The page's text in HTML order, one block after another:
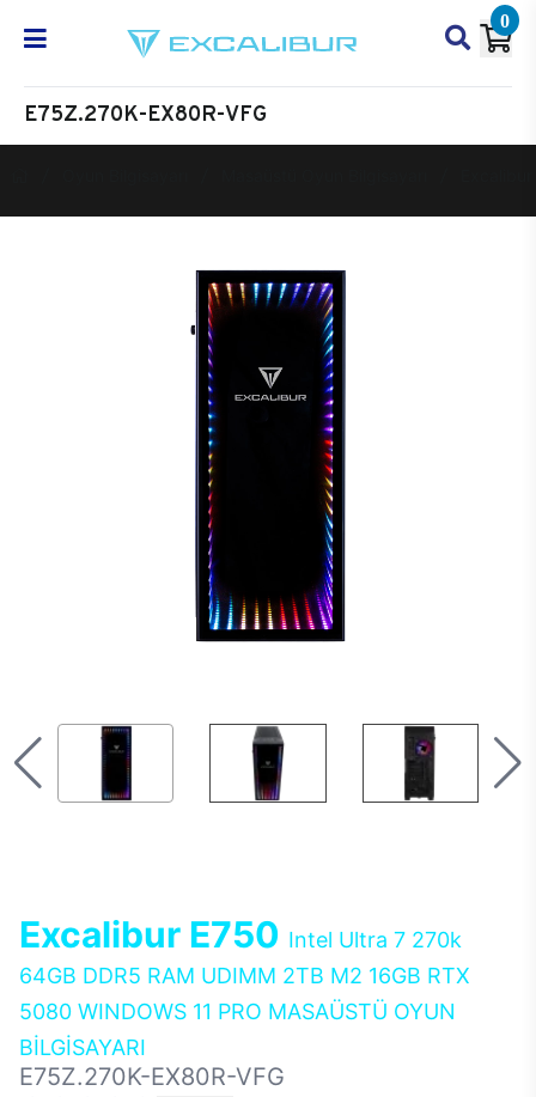
0
E75Z.270K-EX80R-VFG
Excalibur E750 Intel Ultra 7 270k
64GB DDR5 RAM UDIMM 2TB M2 16GB RTX
5080 WINDOWS 11 PRO MASAÜSTÜ OYUN
BİLGİSAYARI
E75Z.270K-EX80R-VFG